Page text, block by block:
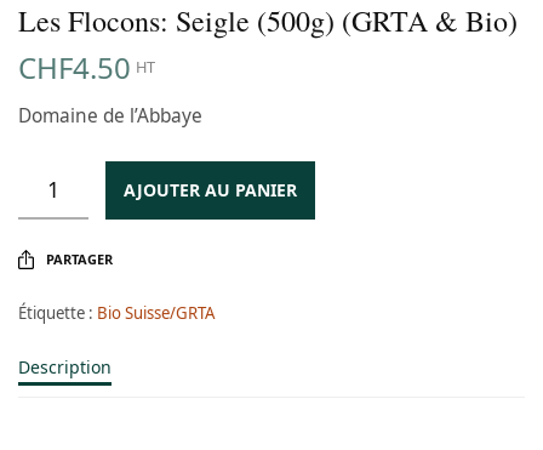
Les Flocons: Seigle (500g) (GRTA & Bio)
CHF4.50 HT
Domaine de l’Abbaye
AJOUTER AU PANIER
PARTAGER
Étiquette : Bio Suisse/GRTA
Description